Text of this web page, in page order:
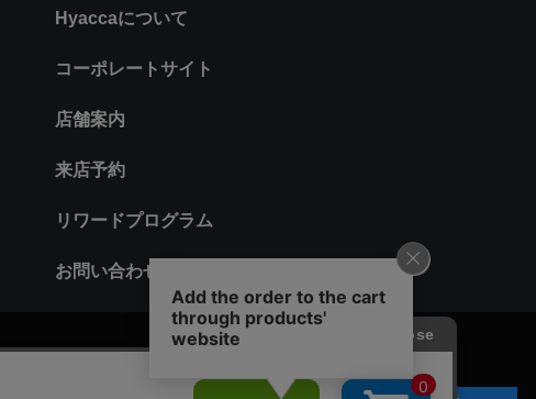
Hyaccaについて
コーポレートサイト
店舗案内
来店予約
リワードプログラム
お問い合わせ